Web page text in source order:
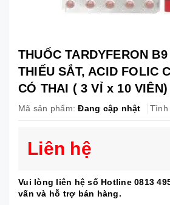
THUỐC TARDYFERON
THIẾU SẮT, ACID FOLIC
CÓ THAI ( 3 VỈ x 10 VIÊN)
Mã sản phẩm: Đang cập nhật Tình
Liên hệ
Vui lòng liên hệ số Hotline 0813
vấn và hỗ trợ bán hàng.